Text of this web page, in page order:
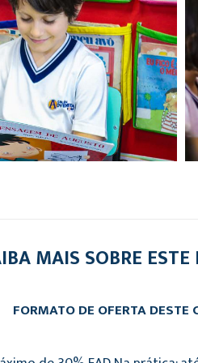
MAIS SOBRE
FORMATO DE OFERTA DESTE